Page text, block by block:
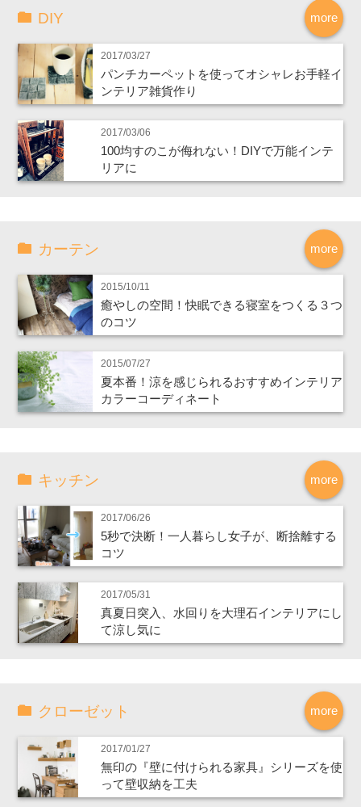
more
DIY
2017/03/27
パンチカーペットを使ってオシャレお手軽イ
ンテリア雑貨作り
2017/03/06
100均すのこが侮れない！DIYで万能インテ
リアに
more
カーテン
2015/10/11
癒やしの空間！快眠できる寝室をつくる３つ
のコツ
2015/07/27
夏本番！涼を感じられるおすすめインテリア
カラーコーディネート
more
キッチン
2017/06/26
5秒で決断！一人暮らし女子が、断捨離する
コツ
2017/05/31
真夏日突入、水回りを大理石インテリアにし
て涼し気に
more
クローゼット
2017/01/27
無印の『壁に付けられる家具』シリーズを使
って壁収納を工夫